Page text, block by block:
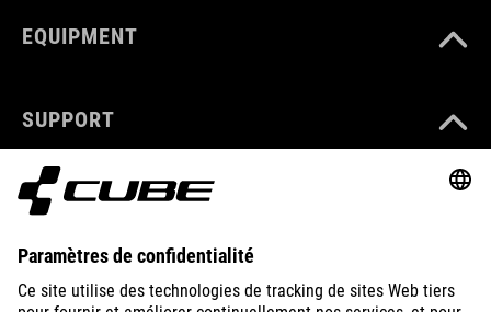
EQUIPMENT
SUPPORT
ABOUT US
EXPLORE